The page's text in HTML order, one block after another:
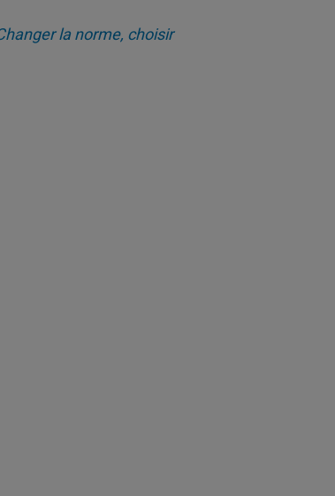
la norme, choisir